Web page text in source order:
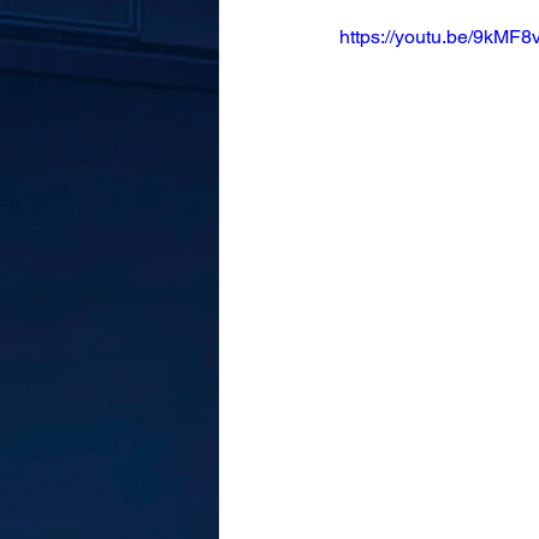
https://youtu.be/